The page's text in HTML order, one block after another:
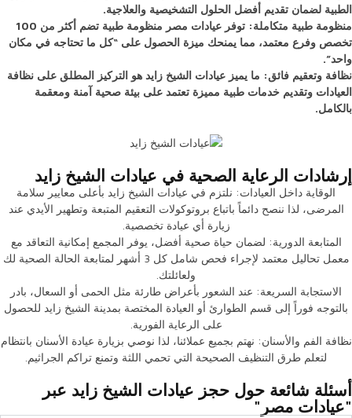
الطبية لضمان تقديم أفضل الحلول التشخيصية والعلاجية.
منظومة طبية متكاملة: توفر عيادات مصر منظومة طبية تضم أكثر من 100
تخصص وفرع معتمد، مما يمنحك ميزة الحصول على “كل ما تحتاجه في مكان
واحد”.
نظافة وتعقيم فائق: ما يميز عيادات الشيخ زايد هو التركيز المطلق على نظافة
العيادات وتقديم خدمات طبية مميزة تعتمد على بيئة صحية آمنة ومعقمة
بالكامل.
إرشادات الرعاية الصحية في عيادات الشيخ زايد
الوقاية داخل العيادات: نلتزم في عيادات الشيخ زايد بأعلى معايير سلامة
المرضى، لذا ننصح دائماً باتباع بروتوكولات التعقيم المتبعة وتطهير الأيدي عند
زيارة أي عيادة تخصصية.
المتابعة الدورية: لضمان حياة صحية أفضل، يوفر المجمع إمكانية التعاقد مع
معمل تحاليل معتمد لإجراء فحص شامل كل 3 أشهر لمتابعة الحالة الصحية لك
ولعائلتك.
الاستجابة السريعة: عند الشعور بأعراض طارئة مثل الحمى أو السعال، بادر
بالتوجه فوراً إلى قسم الطوارئ أو العيادة المختصة بمدينة الشيخ زايد للحصول
على الرعاية الفورية.
نظافة الفم والأسنان: نهتم بجميع عملائنا، لذا نوصي بزيارة عيادة الأسنان بانتظام
لتعلم طرق التنظيف الصحيحة التي تحمي اللثة وتمنع تراكم الجراثيم.
أسئلة شائعة حول حجز عيادات الشيخ زايد عبر
"عيادات مصر"